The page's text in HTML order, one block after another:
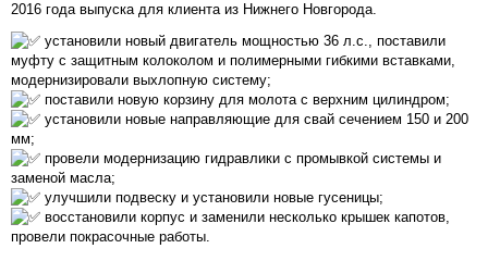
2016 года выпуска для клиента из Нижнего Новгорода.
установили новый двигатель мощностью 36 л.с., поставили
муфту с защитным колоколом и полимерными гибкими вставками,
модернизировали выхлопную систему;
поставили новую корзину для молота с верхним цилиндром;
установили новые направляющие для свай сечением 150 и 200
мм;
провели модернизацию гидравлики с промывкой системы и
заменой масла;
улучшили подвеску и установили новые гусеницы;
восстановили корпус и заменили несколько крышек капотов,
провели покрасочные работы.